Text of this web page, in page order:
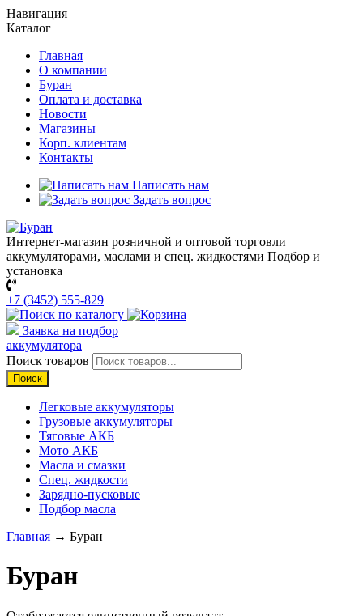
Навигация
Каталог
Главная
О компании
Буран
Оплата и доставка
Новости
Магазины
Корп. клиентам
Контакты
Написать нам
Задать вопрос
Интернет-магазин розничной и оптовой торговли
аккумуляторами, маслами и спец. жидкостями Подбор и
установка
+7 (3452) 555-829
Заявка на подбор
аккумулятора
Поиск товаров
Поиск
Легковые аккумуляторы
Грузовые аккумуляторы
Тяговые АКБ
Мото АКБ
Масла и смазки
Спец. жидкости
Зарядно-пусковые
Подбор масла
Главная → Буран
Буран